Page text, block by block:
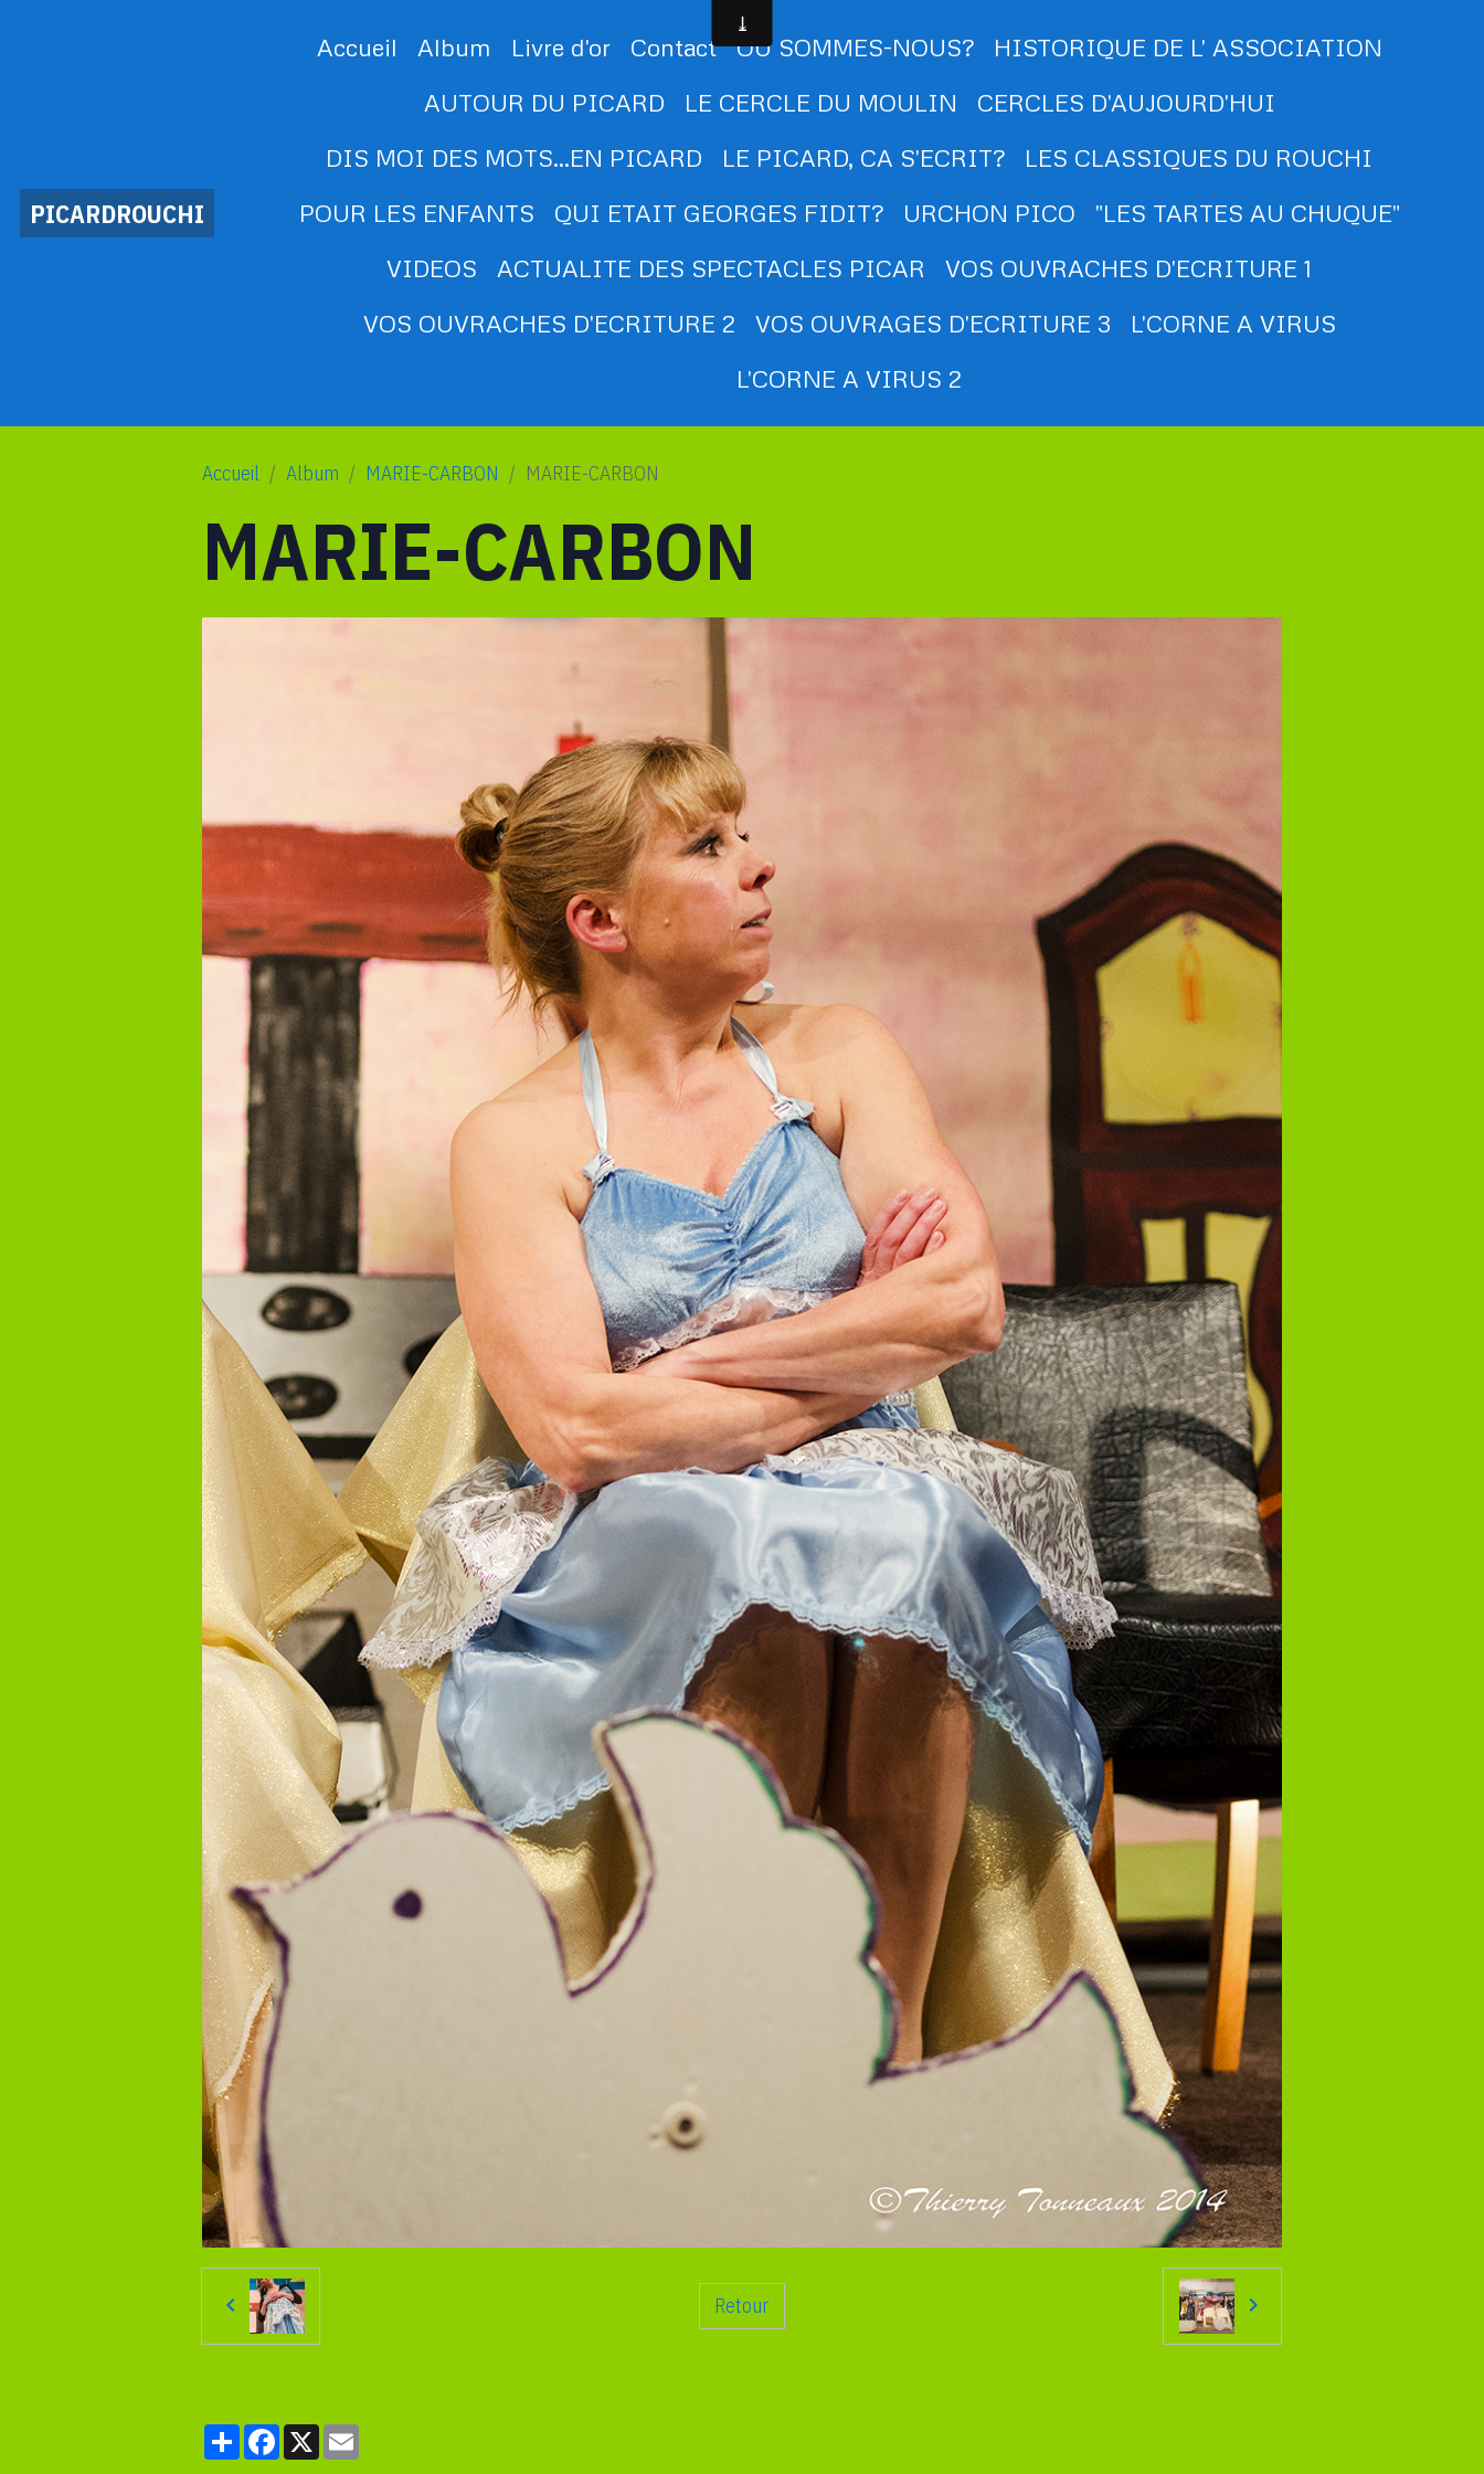
PICARDROUCHI
Accueil Album Livre d'or Contact OU SOMMES-NOUS?
HISTORIQUE DE L' ASSOCIATION
AUTOUR DU PICARD
LE CERCLE DU MOULIN
CERCLES D'AUJOURD'HUI
DIS MOI DES MOTS...EN PICARD
LE PICARD, CA S'ECRIT?
LES CLASSIQUES DU ROUCHI
POUR LES ENFANTS
QUI ETAIT GEORGES FIDIT? URCHON PICO
"LES TARTES AU CHUQUE"
VIDEOS
ACTUALITE DES SPECTACLES PICAR
VOS OUVRACHES D'ECRITURE 1
VOS OUVRACHES D'ECRITURE 2
VOS OUVRAGES D'ECRITURE 3
L'CORNE A VIRUS
L'CORNE A VIRUS 2
Accueil Album MARIE-CARBON MARIE-CARBON
MARIE-CARBON
Retour
PartagerFacebook
X